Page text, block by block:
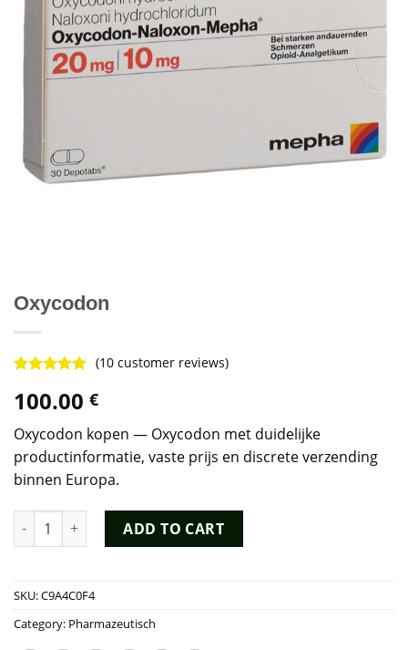
Oxycodon
out of 5
based on
customer
ratings
(10 customer reviews)
100.00 €
Oxycodon kopen — Oxycodon met duidelijke
productinformatie, vaste prijs en discrete verzending
binnen Europa.
Oxycodon quantityADD TO CART
SKU:C9A4C0F4
Category: Pharmazeutisch